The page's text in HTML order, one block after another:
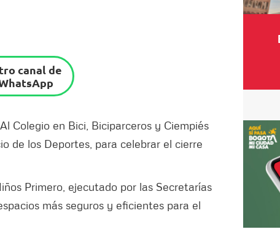
canal de
Colegio en Bici, Biciparceros y Ciempiés
de los Deportes, para celebrar el cierre
Primero, ejecutado por las Secretarías
más seguros y eficientes para el